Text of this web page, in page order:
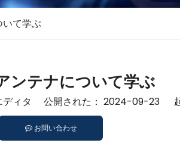
て学ぶ
ンテナについて学ぶ
ディタ 公開された： 2024-09-23 起
お問い合わせ